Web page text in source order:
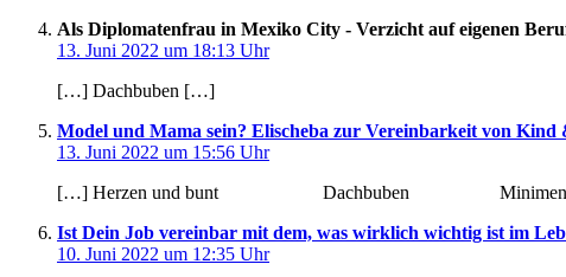
Als Diplomatenfrau in Mexiko City - Verzicht auf eigenen
13. Juni 2022 um 18:13 Uhr
[…] Dachbuben […]
Model und Mama sein? Elischeba zur Vereinbarkeit von
13. Juni 2022 um 15:56 Uhr
[…] Herzen und bunt Dachbuben
Ist Dein Job vereinbar mit dem, was wirklich wichtig ist im
10. Juni 2022 um 12:35 Uhr